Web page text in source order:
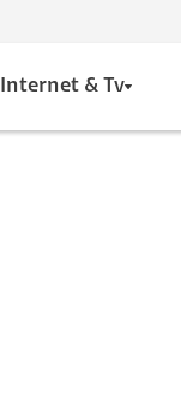
Internet & Tv